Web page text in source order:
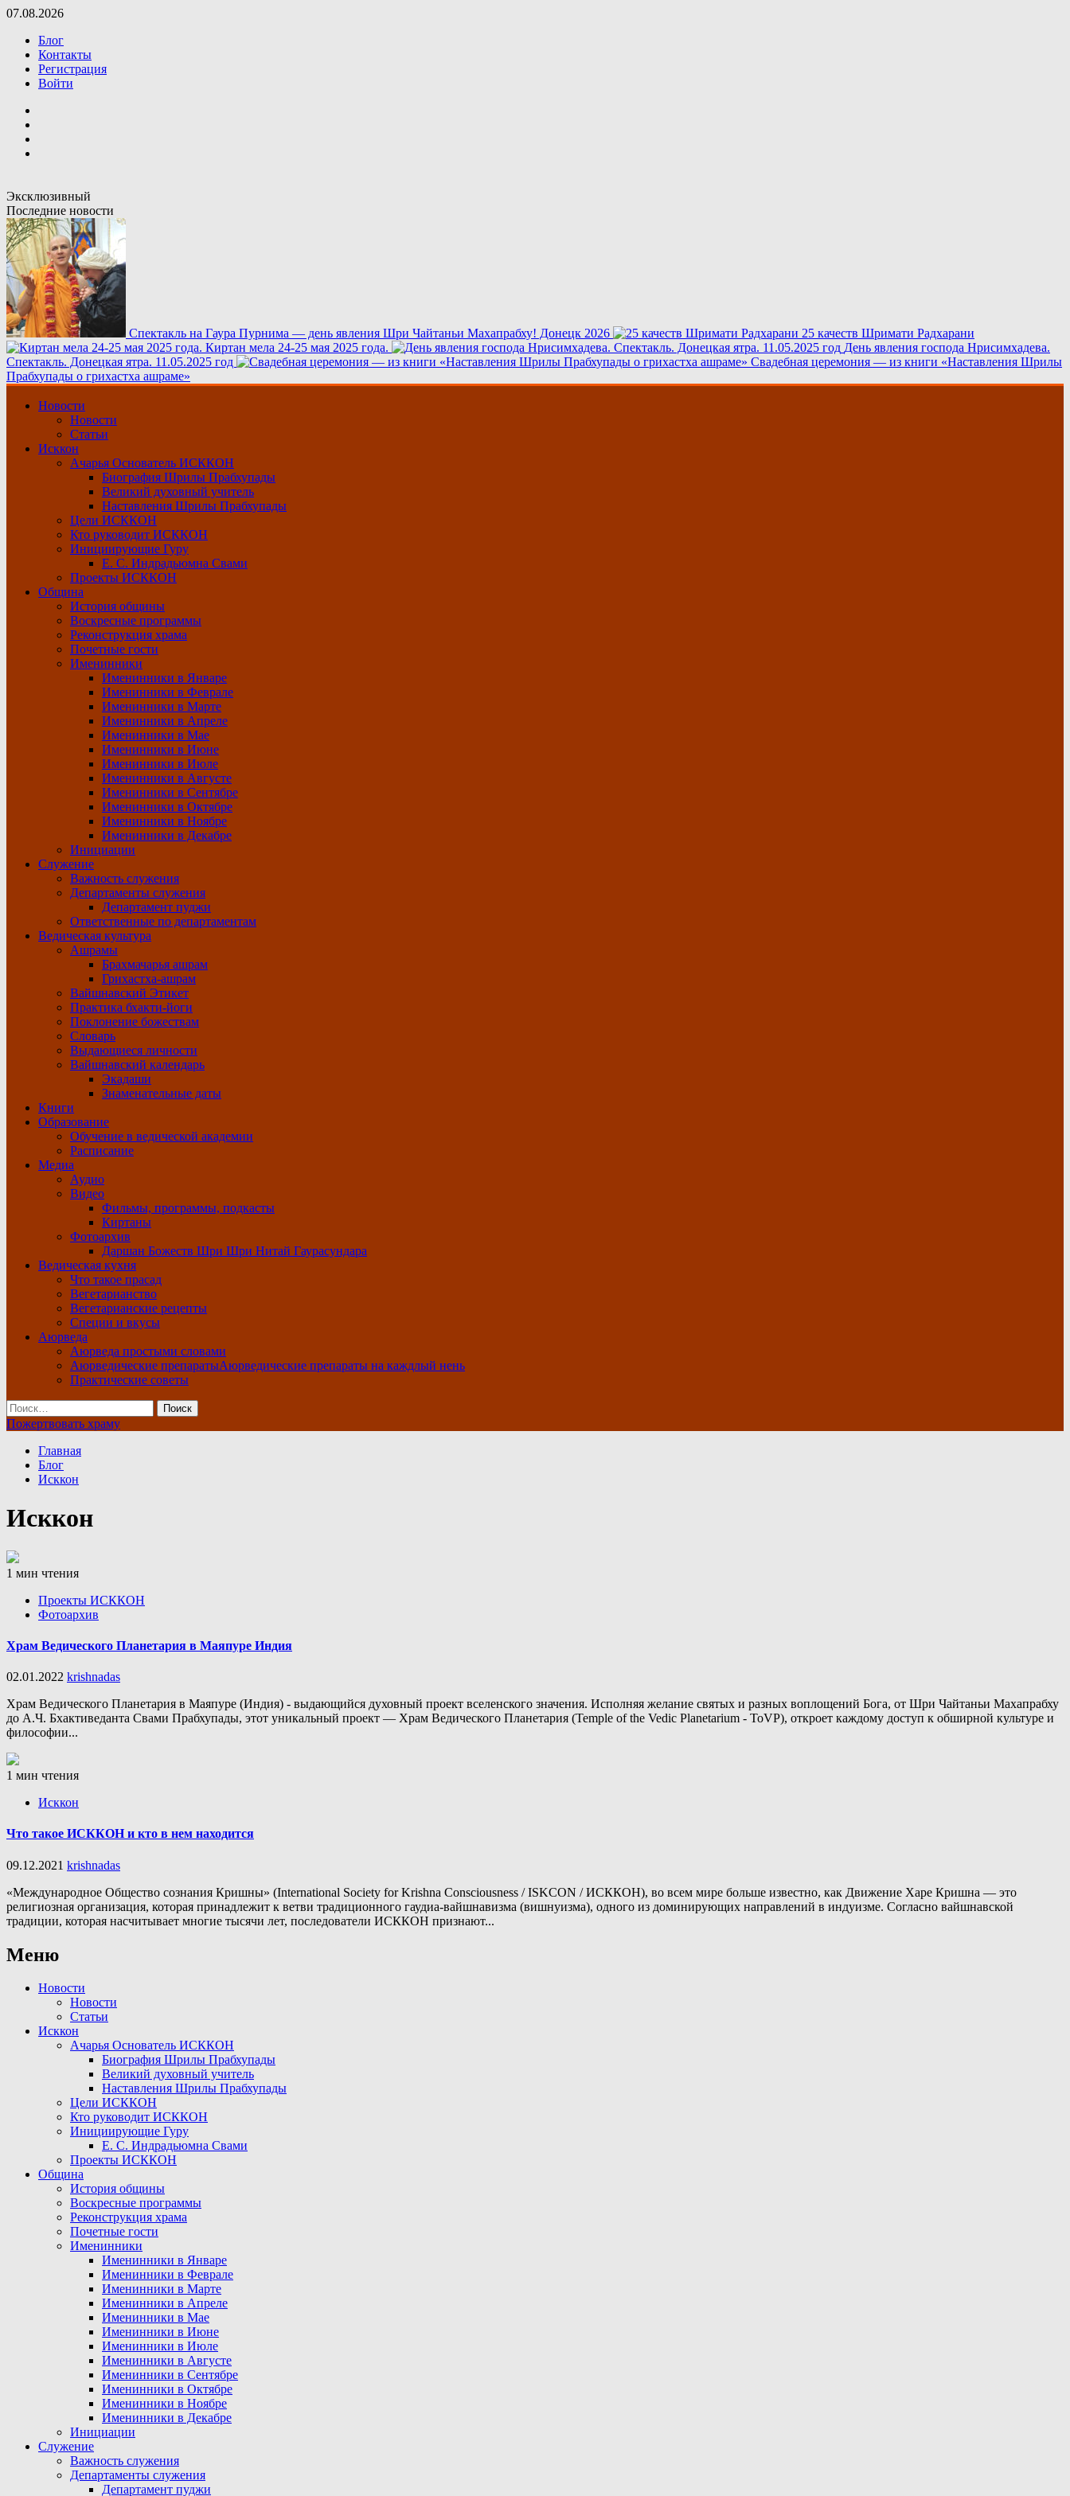
Перейти
содержимому
07.08.2026
Блог
Контакты
Регистрация
Войти
Эксклюзивный
Последние новости
Спектакль на Гаура Пурнима — день явления Шри Чайтаньи Махапрабху! Донецк 2026
25 качеств Шримати Радхарани
Киртан мела 24-25 мая 2025 года.
День явления господа Нрисимхадева.
Спектакль. Донецкая ятра. 11.05.2025 год
Свадебная церемония — из книги «Наставления Шрилы
Прабхупады о грихастха ашраме»
ОсновноеНовости
Новости
Статьи
Исккон
Ачарья Основатель ИСККОН
Биография Шрилы Прабхупады
Великий духовный учитель
Наставления Шрилы Прабхупады
Цели ИСККОН
Кто руководит ИСККОН
Инициирующие Гуру
Е. С. Индрадьюмна Свами
Проекты ИСККОН
Община
История общины
Воскресные программы
Реконструкция храма
Почетные гости
Именинники
Именинники в Январе
Именинники в Феврале
Именинники в Марте
Именинники в Апреле
Именинники в Мае
Именинники в Июне
Именинники в Июле
Именинники в Августе
Именинники в Сентябре
Именинники в Октябре
Именинники в Ноябре
Именинники в Декабре
Инициации
Служение
Важность служения
Департаменты служения
Департамент пуджи
Ответственные по департаментам
Ведическая культура
Ашрамы
Брахмачарья ашрам
Грихастха-ашрам
Вайшнавский Этикет
Практика бхакти-йоги
Поклонение божествам
Словарь
Выдающиеся личности
Вайшнавский календарь
Экадаши
Знаменательные даты
Книги
Образование
Обучение в ведической академии
Расписание
Медиа
Аудио
Видео
Фильмы, программы, подкасты
Киртаны
Фотоархив
Даршан Божеств Шри Шри Нитай Гаурасундара
Ведическая кухня
Что такое прасад
Вегетарианство
Вегетарианские рецепты
Специи и вкусы
Аюрведа
Аюрведа простыми словами
Аюрведические препаратыАюрведические препараты на каждлый нень
Практические советы
Найти:
Пожертвовать храму
Главная
Блог
Исккон
Исккон
1 мин чтения
Проекты ИСККОН
Фотоархив
Храм Ведического Планетария в Маяпуре Индия
02.01.2022 krishnadas
Храм Ведического Планетария в Маяпуре (Индия) - выдающийся духовный проект вселенского значения. Исполняя желание святых и разных воплощений Бога, от Шри Чайтаньи Махапрабху
до А.Ч. Бхактиведанта Свами Прабхупады, этот уникальный проект — Храм Ведического Планетария (Temple of the Vedic Planetarium - ToVP), откроет каждому доступ к обширной культуре и
философии...
1 мин чтения
Исккон
Что такое ИСККОН и кто в нем находится
09.12.2021 krishnadas
«Международное Общество сознания Кришны» (International Society for Krishna Consciousness / ISKCON / ИСККОН), во всем мире больше известно, как Движение Харе Кришна — это
религиозная организация, которая принадлежит к ветви традиционного гаудиа-вайшнавизма (вишнуизма), одного из доминирующих направлений в индуизме. Согласно вайшнавской
традиции, которая насчитывает многие тысячи лет, последователи ИСККОН признают...
Меню
Новости
Новости
Статьи
Исккон
Ачарья Основатель ИСККОН
Биография Шрилы Прабхупады
Великий духовный учитель
Наставления Шрилы Прабхупады
Цели ИСККОН
Кто руководит ИСККОН
Инициирующие Гуру
Е. С. Индрадьюмна Свами
Проекты ИСККОН
Община
История общины
Воскресные программы
Реконструкция храма
Почетные гости
Именинники
Именинники в Январе
Именинники в Феврале
Именинники в Марте
Именинники в Апреле
Именинники в Мае
Именинники в Июне
Именинники в Июле
Именинники в Августе
Именинники в Сентябре
Именинники в Октябре
Именинники в Ноябре
Именинники в Декабре
Инициации
Служение
Важность служения
Департаменты служения
Департамент пуджи